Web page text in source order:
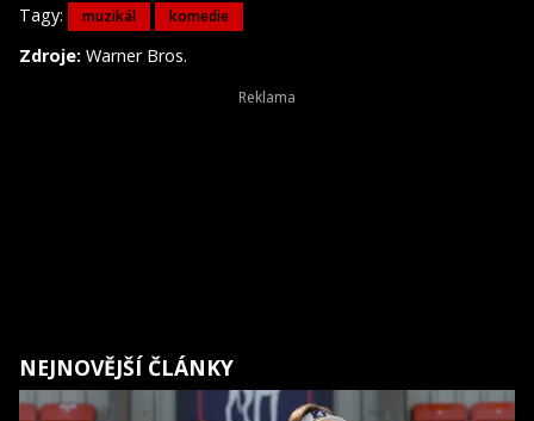
Tagy: muzikál komedie
Zdroje: Warner Bros.
NEJNOVĚJŠÍ ČLÁNKY